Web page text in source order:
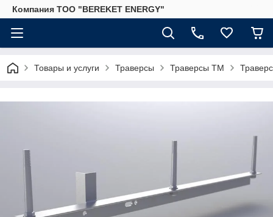
Компания ТОО "BEREKET ENERGY"
Товары и услуги Траверсы Траверсы ТМ